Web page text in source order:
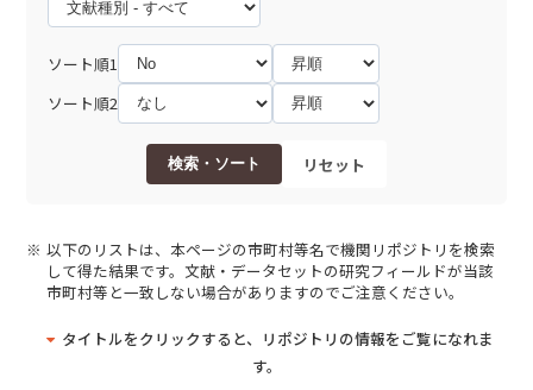
ソート順1
ソート順2
検索・ソート リセット
以下のリストは、本ページの市町村等名で機関リポジトリを検索
して得た結果です。文献・データセットの研究フィールドが当該
市町村等と一致しない場合がありますのでご注意ください。
タイトルをクリックすると、リポジトリの情報をご覧になれま
す。